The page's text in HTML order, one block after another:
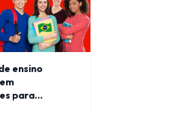
ensino
para